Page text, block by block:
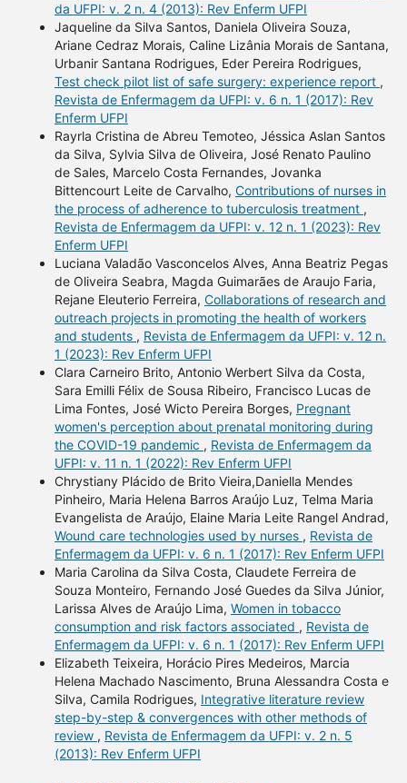
da UFPI: v. 2 n. 4 (2013): Rev Enferm UFPI
Jaqueline da Silva Santos, Daniela Oliveira Souza,
Ariane Cedraz Morais, Caline Lizânia Morais de Santana,
Urbanir Santana Rodrigues, Eder Pereira Rodrigues,
Test check pilot list of safe surgery: experience report ,
Revista de Enfermagem da UFPI: v. 6 n. 1 (2017): Rev
Enferm UFPI
Rayrla Cristina de Abreu Temoteo, Jéssica Aslan Santos
da Silva, Sylvia Silva de Oliveira, José Renato Paulino
de Sales, Marcelo Costa Fernandes, Jovanka
Bittencourt Leite de Carvalho, Contributions of nurses in
the process of adherence to tuberculosis treatment ,
Revista de Enfermagem da UFPI: v. 12 n. 1 (2023): Rev
Enferm UFPI
Luciana Valadão Vasconcelos Alves, Anna Beatriz Pegas
de Oliveira Seabra, Magda Guimarães de Araujo Faria,
Rejane Eleuterio Ferreira, Collaborations of research and
outreach projects in promoting the health of workers
and students , Revista de Enfermagem da UFPI: v. 12 n.
1 (2023): Rev Enferm UFPI
Clara Carneiro Brito, Antonio Werbert Silva da Costa,
Sara Emilli Félix de Sousa Ribeiro, Francisco Lucas de
Lima Fontes, José Wicto Pereira Borges, Pregnant
women's perception about prenatal monitoring during
the COVID-19 pandemic , Revista de Enfermagem da
UFPI: v. 11 n. 1 (2022): Rev Enferm UFPI
Chrystiany Plácido de Brito Vieira,Daniella Mendes
Pinheiro, Maria Helena Barros Araújo Luz, Telma Maria
Evangelista de Araújo, Elaine Maria Leite Rangel Andrad,
Wound care technologies used by nurses , Revista de
Enfermagem da UFPI: v. 6 n. 1 (2017): Rev Enferm UFPI
Maria Carolina da Silva Costa, Claudete Ferreira de
Souza Monteiro, Fernando José Guedes da Silva Júnior,
Larissa Alves de Araújo Lima, Women in tobacco
consumption and risk factors associated , Revista de
Enfermagem da UFPI: v. 6 n. 1 (2017): Rev Enferm UFPI
Elizabeth Teixeira, Horácio Pires Medeiros, Marcia
Helena Machado Nascimento, Bruna Alessandra Costa e
Silva, Camila Rodrigues, Integrative literature review
step-by-step & convergences with other methods of
review , Revista de Enfermagem da UFPI: v. 2 n. 5
(2013): Rev Enferm UFPI